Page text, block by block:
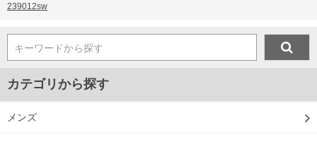
239012sw
キーワードから探す
カテゴリから探す
メンズ